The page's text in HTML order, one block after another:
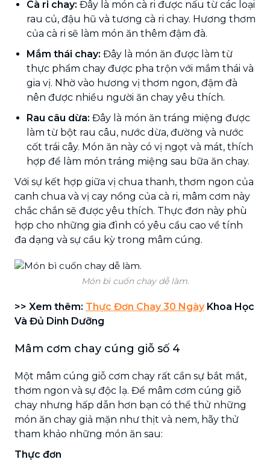
Cà ri chay: Đây là món cà ri được nấu từ các loại
rau củ, đậu hũ và tương cà ri chay. Hương thơm
của cà ri sẽ làm món ăn thêm đậm đà.
Mắm thái chay: Đây là món ăn được làm từ
thực phẩm chay được pha trộn với mắm thái và
gia vị. Nhờ vào hương vị thơm ngon, đậm đà
nên được nhiều người ăn chay yêu thích.
Rau câu dừa: Đây là món ăn tráng miệng được
làm từ bột rau câu, nước dừa, đường và nước
cốt trái cây. Món ăn này có vị ngọt và mát, thích
hợp để làm món tráng miệng sau bữa ăn chay.
Với sự kết hợp giữa vị chua thanh, thơm ngon của
canh chua và vị cay nồng của cà ri, mâm cơm này
chắc chắn sẽ được yêu thích. Thực đơn này phù
hợp cho những gia đình có yêu cầu cao về tính
đa dạng và sự cầu kỳ trong mâm cúng.
Món bì cuốn chay dễ làm.
>> Xem thêm: Thực Đơn Chay 30 NgàyKhoa Học
Và Đủ Dinh Dưỡng
Mâm cơm chay cúng giỗ số 4
Một mâm cúng giỗ cơm chay rất cần sự bắt mắt,
thơm ngon và sự độc lạ. Để mâm cơm cúng giỗ
chay nhưng hấp dẫn hơn bạn có thể thử những
món ăn chay giả mặn như thịt và nem, hãy thử
tham khảo những món ăn sau:
Thực đơn